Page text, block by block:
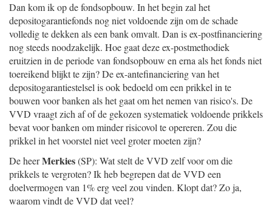
Dan kom ik op de fondsopbouw. In het begin zal het
depositogarantiefonds nog niet voldoende zijn om de schade
volledig te dekken als een bank omvalt. Dan is ex-postfinanciering
nog steeds noodzakelijk. Hoe gaat deze ex-postmethodiek
eruitzien in de periode van fondsopbouw en erna als het fonds niet
toereikend blijkt te zijn? De ex-antefinanciering van het
depositogarantiestelsel is ook bedoeld om een prikkel in te
bouwen voor banken als het gaat om het nemen van risico's. De
VVD vraagt zich af of de gekozen systematiek voldoende prikkels
bevat voor banken om minder risicovol te opereren. Zou die
prikkel in het voorstel niet veel groter moeten zijn?
De heerMerkies(SP): Wat stelt de VVD zelf voor om die
prikkels te vergroten? Ik heb begrepen dat de VVD een
doelvermogen van 1% erg veel zou vinden. Klopt dat? Zo ja,
waarom vindt de VVD dat veel?